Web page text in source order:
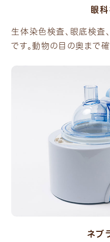
眼
生体染色検査、眼底検査
です。動物の目の奥まで
ネブ